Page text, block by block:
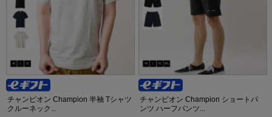
チャンピオン Champion 半袖 Tシャツ
クルーネック...
チャンピオン Champion ショートパ
ンツ ハーフパンツ...